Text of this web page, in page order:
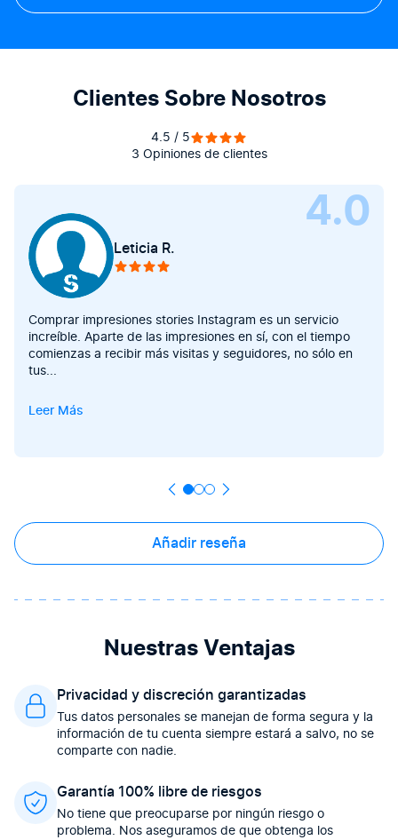
Clientes Sobre Nosotros
4.5 / 5
3 Opiniones de clientes
4.0
Leticia R.
Comprar impresiones stories Instagram es un servicio
increíble. Aparte de las impresiones en sí, con el tiempo
comienzas a recibir más visitas y seguidores, no sólo en
tus...
Leer Más
Añadir reseña
Nuestras Ventajas
Privacidad y discreción garantizadas
Tus datos personales se manejan de forma segura y la
información de tu cuenta siempre estará a salvo, no se
comparte con nadie.
Garantía 100% libre de riesgos
No tiene que preocuparse por ningún riesgo o
problema. Nos aseguramos de que obtenga los